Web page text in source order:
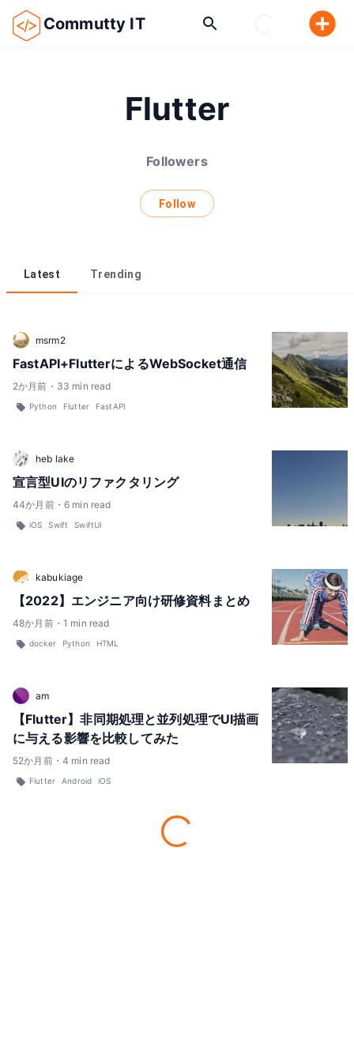
Commutty IT
Flutter
Followers
Follow
Latest Trending
msrm2
FastAPI+FlutterによるWebSocket通信
2か月前 ・ 33 min read
Python Flutter FastAPI
heb lake
宣言型UIのリファクタリング
44か月前・ 6 min read
iOS Swift SwiftUI
kabukiage
【2022】エンジニア向け研修資料まとめ
48か月前・ 1 min read
docker Python HTML
am
【Flutter】非同期処理と並列処理でUI描画
に与える影響を比較してみた
52か月前・ 4 min read
Flutter Android iOS